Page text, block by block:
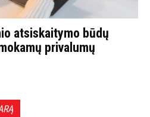
atsiskaitymo būdų
privalumų